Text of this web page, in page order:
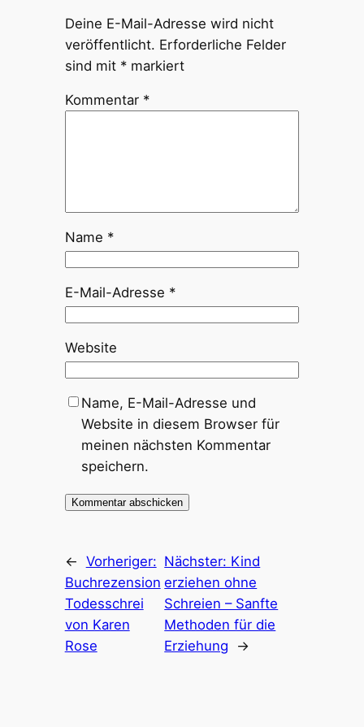
Deine E-Mail-Adresse wird nicht
veröffentlicht. Erforderliche Felder
sind mit *markiert
Kommentar *
Name *
E-Mail-Adresse *
Website
Name, E-Mail-Adresse und
Website in diesem Browser für
meinen nächsten Kommentar
speichern.
← Vorheriger:
Buchrezension
Todesschrei
von Karen
Rose
Nächster: Kind
erziehen ohne
Schreien – Sanfte
Methoden für die
Erziehung
→